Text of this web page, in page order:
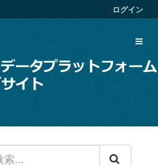
ログイン